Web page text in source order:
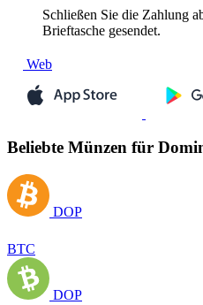
Schließen Sie die Zahlung
Brieftasche gesendet.
Web
Beliebte Münzen für
DOP
BTC
DOP